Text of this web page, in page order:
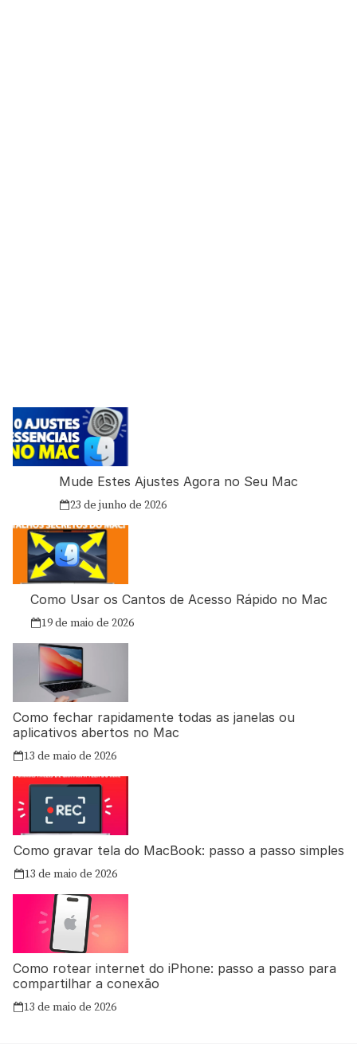
Mude Estes Ajustes Agora no Seu Mac
23 de junho de 2026
Como Usar os Cantos de Acesso Rápido no Mac
19 de maio de 2026
Como fechar rapidamente todas as janelas ou
aplicativos abertos no Mac
13 de maio de 2026
Como gravar tela do MacBook: passo a passo simples
13 de maio de 2026
Como rotear internet do iPhone: passo a passo para
compartilhar a conexão
13 de maio de 2026